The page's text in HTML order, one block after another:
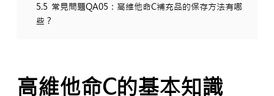
5.5 常見問題QA05：高維他命C補充品的保存方法有哪
些？
高維他命C的基本知識